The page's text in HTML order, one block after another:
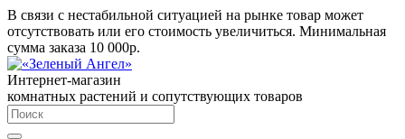
В связи с нестабильной ситуацией на рынке товар может
отсутствовать или его стоимость увеличиться. Минимальная
сумма заказа 10 000р.
Интернет-магазин
комнатных растений и сопутствующих товаров